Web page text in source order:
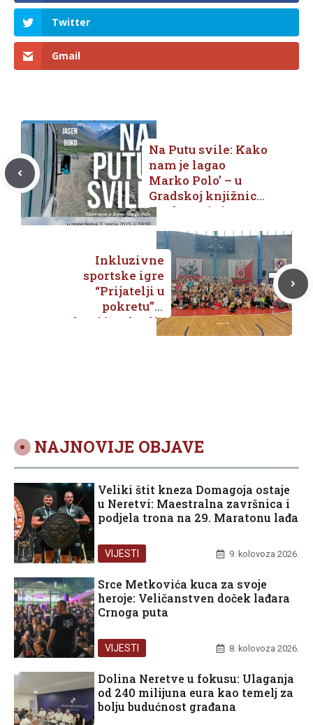
Twitter
Gmail
Na Putu svile: Kako
nam je lagao
Marko Polo’ – u
Gradskoj knjižnici
predavanje i
predstavljanje
knjige Jasena
Boke
Inkluzivne
sportske igre
“Prijatelji u
pokretu” u
Metkoviću: Slavlje
zajedništva i
NAJNOVIJE OBJAVE
Veliki štit kneza Domagoja ostaje
u Neretvi: Maestralna završnica i
podjela trona na 29. Maratonu lađa
VIJESTI 9. kolovoza 2026.
Srce Metkovića kuca za svoje
heroje: Veličanstven doček lađara
Crnoga puta
VIJESTI 8. kolovoza 2026.
Dolina Neretve u fokusu: Ulaganja
od 240 milijuna eura kao temelj za
bolju budućnost građana